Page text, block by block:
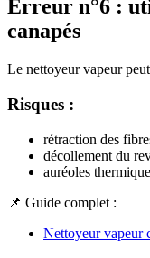
Erreur n°6 :
canapés
Le nettoyeur vapeur
Risques :
rétraction des
décollement du
auréoles
📌 Guide complet :
Nettoyeur vapeur